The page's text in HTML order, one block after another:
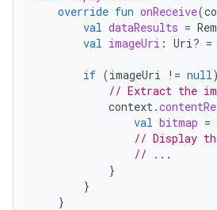
override fun onReceive(
val dataResults =
val imageUri : Uri? =
if (imageUri != null )
// Extract the
context .
val bitmap =
// Display
// ...
}
}
}